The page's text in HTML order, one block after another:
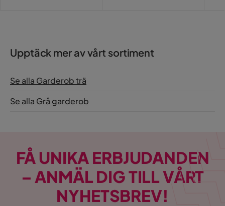
Upptäck mer av vårt sortiment
Se alla Garderob trä
Se alla Grå garderob
FÅ UNIKA ERBJUDANDEN
– ANMÄL DIG TILL VÅRT
NYHETSBREV!